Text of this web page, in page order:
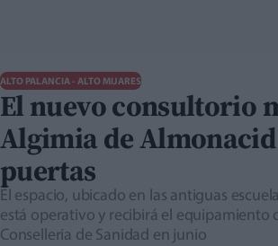
ALTO PALANCIA - ALTO MIJARES
El nuevo consultorio
Algimia de
puertas
El espacio, ubicado en las antiguas
está operativo y recibirá el equipamiento
Conselleria de Sanidad en junio